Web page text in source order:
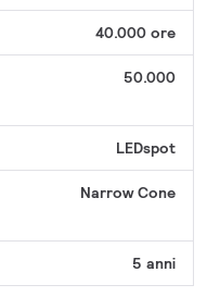
40.000 ore
50.000
LEDspot
Narrow Cone
5 anni